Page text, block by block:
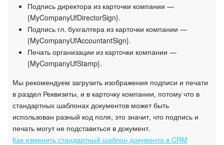
Подпись директора из карточки компании —
{MyCompanyUfDirectorSign}.
Подпись гл. бухгалтера из карточки компании —
{MyCompanyUfAccountantSign}.
Печать организации из карточки компании —
{MyCompanyUfStamp}.
Мы рекомендуем загрузить изображения подписи и печати
в раздел Реквизиты, и в карточку компании, потому что в
стандартных шаблонах документов может быть
использован разный код поля, это значит, что подпись и
печать могут не подставиться в документ.
Как изменить стандартный шаблон документа в CRM